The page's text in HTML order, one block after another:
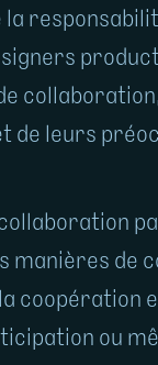
de leurs
manières de
coopération
ou